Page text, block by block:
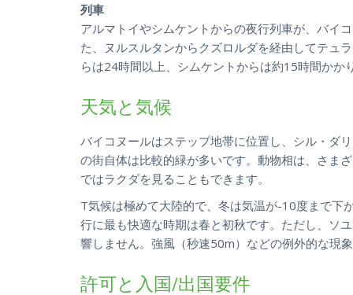
列車
アルマトイやシムケントからの夜行列車が、バイ
た、ヌルスルタンからクズロルダを経由してテュ
らは24時間以上、シムケントからは約15時間かか
天気と気候
バイコヌールはステップ地帯に位置し、シル・ダ
の街自体は比較的緑が多いです。動物相は、さま
ではラクダを見ることもできます。
T気候は極めて大陸的で、冬は気温が-10度まで下
行に最も快適な時期は春と初秋です。ただし、ソ
響しません。強風（秒速50m）などの例外的な現
許可と入国/出国要件